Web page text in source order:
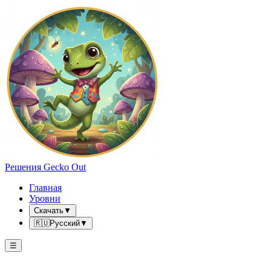
Решения Gecko Out
Главная
Уровни
Скачать▼
🇷🇺Русский▼
☰